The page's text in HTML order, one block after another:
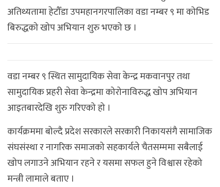
अतिथ्यतामा हेटौँडा उपमहानगरपालिका वडा नम्बर ९ मा कोभिड
बिरुद्धको खोप अभियान शुरु भएको छ ।
वडा नम्बर ९ स्थित सामुदायिक सेवा केन्द्र मकवानपुर तथा
सामुदायिक प्रहरी सेवा केन्द्रमा कोरोनाविरुद्ध खोप अभियान
आइतबारदेखि शुरु गरिएको हो ।
कार्यक्रममा बोल्दै प्रदेश सरकारले सरकारी निकायसंगै सामाजिक
संघसंस्था र नागरिक समाजको सहकार्यले चैतसम्ममा सबैलाई
खोप लगाउने अभियान रहने र यसमा सफल हुने विश्वास रहेको
मन्त्री लामाले बताए ।